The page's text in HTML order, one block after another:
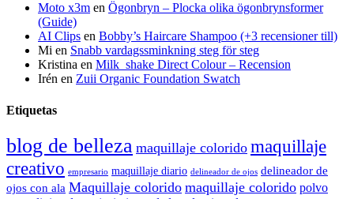
Moto x3m en Ögonbryn – Plocka olika ögonbrynsformer
(Guide)
AI Clips en Bobby’s Haircare Shampoo (+3 recensioner till)
Mi en Snabb vardagssminkning steg för steg
Kristina en Milk_shake Direct Colour – Recension
Irén en Zuii Organic Foundation Swatch
Etiquetas
blog de belleza maquillaje colorido maquillaje
creativo empresario maquillaje diario delineador de ojos delineador de
ojos con ala Maquillaje colorido maquillaje colorido polvo